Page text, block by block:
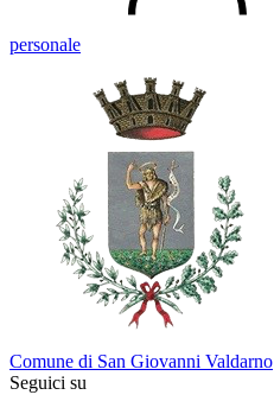
personale
Comune di San Giovanni Valdarno
Seguici su